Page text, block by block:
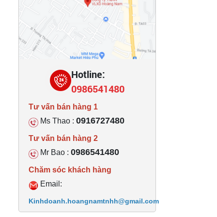
Hotline:
0986541480
Tư vấn bán hàng 1
Ms Thao : 0916727480
Tư vấn bán hàng 2
Mr Bao : 0986541480
Chăm sóc khách hàng
Email:
Kinhdoanh.hoangnamtnhh@gmail.com